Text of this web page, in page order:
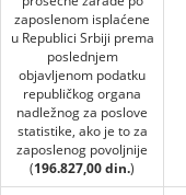
zaposlenom isplaćene
u Republici Srbiji prema
poslednjem
objavljenom podatku
republičkog organa
nadležnog za poslove
statistike, ako je to za
zaposlenog povoljnije
(196.827,00 din.)